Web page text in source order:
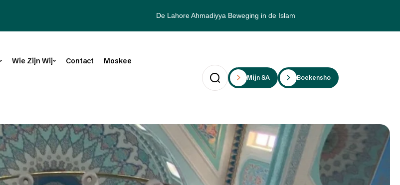
De Lahore Ahmadiyya Beweging in de Islam
Wie Zijn Wij Contact Moskee
Mijn SAii Boekenshop